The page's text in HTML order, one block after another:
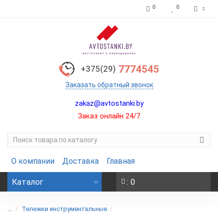
0 0
+375(29) 7774545
Заказать обратный звонок
zakaz@avtostanki.by
Заказ онлайн 24/7
О компании Доставка Главная
Каталог : 0
... Тележки инструментальные